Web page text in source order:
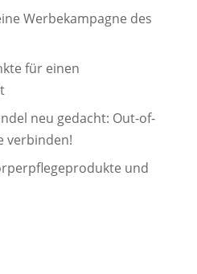
Werbekampagne des
für einen
neu gedacht: Out-of-
verbinden!
und